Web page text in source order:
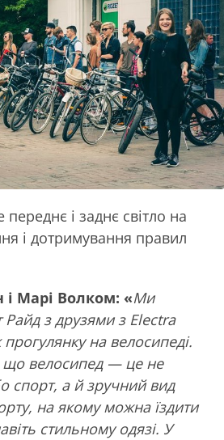
переднє і заднє світло на
і дотримування правил
і Марі Волком: «Ми
з друзями з Electra
на велосипеді.
що велосипед — це не
спорт, а й зручний вид
на якому можна їздити
стильному одязі. У